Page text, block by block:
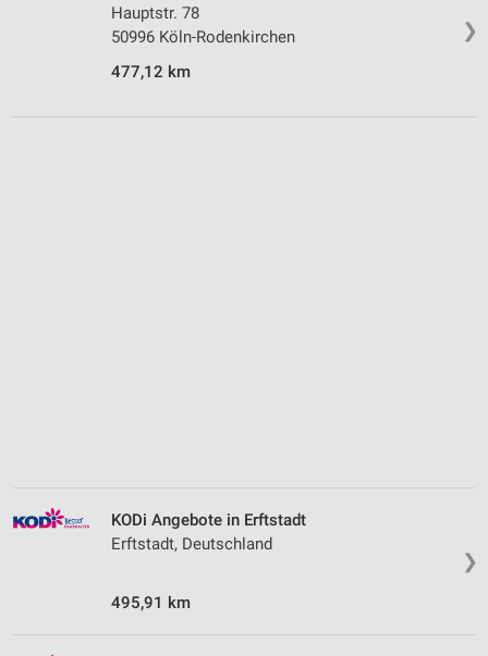
❯
Hauptstr. 78
50996 Köln-Rodenkirchen
477,12 km
❯
KODi Angebote in Erftstadt
Erftstadt, Deutschland
495,91 km